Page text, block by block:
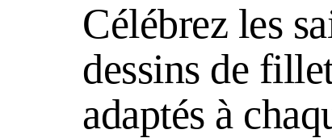
Célébrez les
dessins de
adaptés à